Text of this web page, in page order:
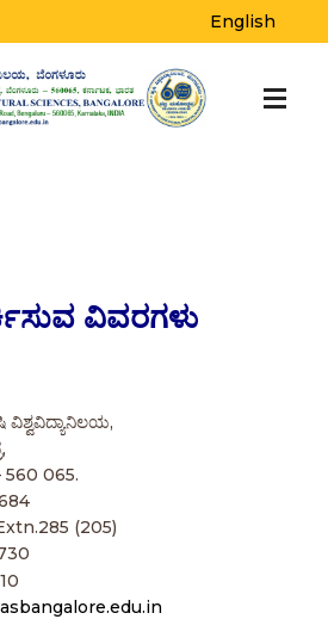
English
ವಿವರಗಳು
ವಿಶ್ವವಿದ್ಯಾನಿಲಯ,
560 065.
(205)